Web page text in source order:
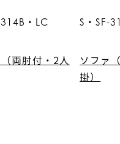
・LC
両肘付・2人
S・SF-
ソファ
掛）